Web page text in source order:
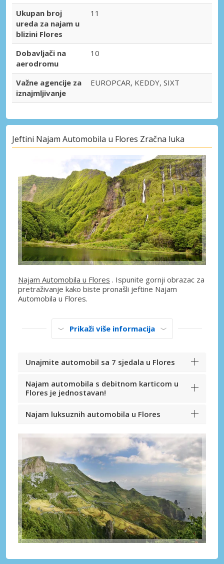
Ukupan broj
ureda za najam u
blizini Flores
11
Dobavljači na
aerodromu
10
Važne agencije za
iznajmljivanje
EUROPCAR, KEDDY, SIXT
Jeftini Najam Automobila u Flores Zračna luka
Najam Automobila u Flores . Ispunite gornji obrazac za
pretraživanje kako biste pronašli jeftine Najam
Automobila u Flores.
Prikaži više informacija
Unajmite automobil sa 7 sjedala u Flores
Najam automobila s debitnom karticom u
Flores je jednostavan!
Najam luksuznih automobila u Flores